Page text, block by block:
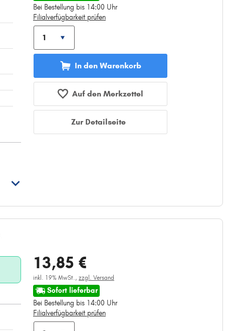
Bei Bestellung bis 14:00 Uhr
Filialverfügbarkeit prüfen
In den Warenkorb
Auf den Merkzettel
Zur Detailseite
13,85 €
inkl. 19% MwSt., zzgl. Versand
Sofort lieferbar
Bei Bestellung bis 14:00 Uhr
Filialverfügbarkeit prüfen